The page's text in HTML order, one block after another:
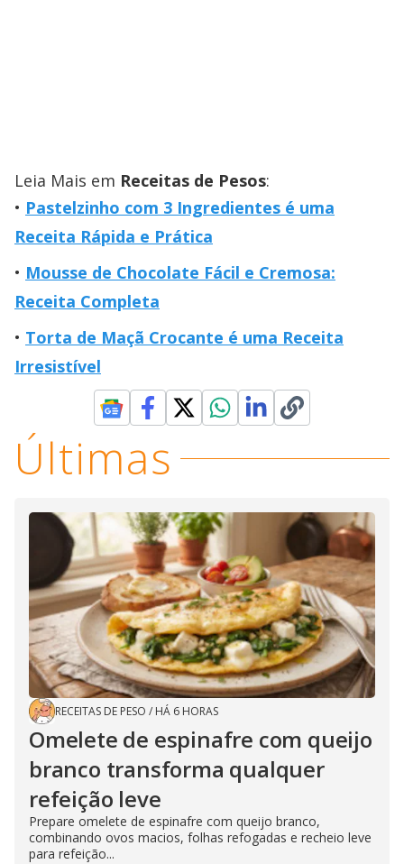
Leia Mais em Receitas de Pesos:
Pastelzinho com 3 Ingredientes é uma
Receita Rápida e Prática
Mousse de Chocolate Fácil e Cremosa:
Receita Completa
Torta de Maçã Crocante é uma Receita
Irresistível
Últimas
RECEITAS DE PESO / HÁ 6 HORAS
Omelete de espinafre com queijo
branco transforma qualquer
refeição leve
Prepare omelete de espinafre com queijo branco,
combinando ovos macios, folhas refogadas e recheio leve
para refeição...